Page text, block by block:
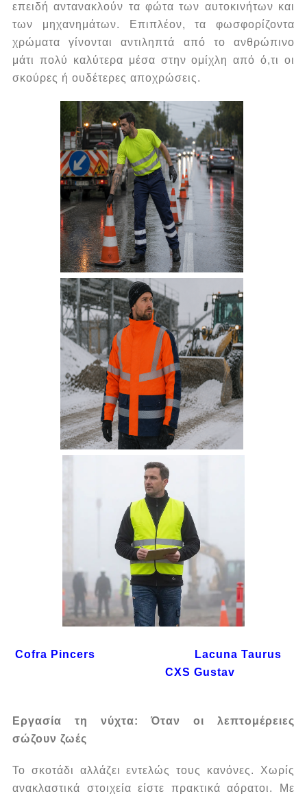
επειδή αντανακλούν τα φώτα των αυτοκινήτων και
των μηχανημάτων.
Επιπλέον, τα φωσφορίζοντα
χρώματα γίνονται αντιληπτά από το ανθρώπινο
μάτι πολύ καλύτερα μέσα στην ομίχλη από ό,τι οι
σκούρες ή ουδέτερες αποχρώσεις.
Cofra Pincers
Lacuna Taurus
CXS Gustav
Εργασία τη νύχτα: Όταν οι λεπτομέρειες
σώζουν ζωές
Το σκοτάδι αλλάζει εντελώς τους κανόνες. Χωρίς
ανακλαστικά στοιχεία είστε πρακτικά αόρατοι.
Με